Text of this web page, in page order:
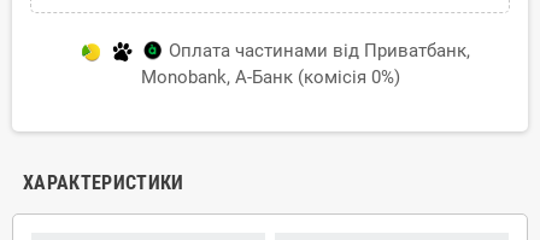
Оплата частинами від Приватбанк,
Monobank, А-Банк (комісія 0%)
ХАРАКТЕРИСТИКИ